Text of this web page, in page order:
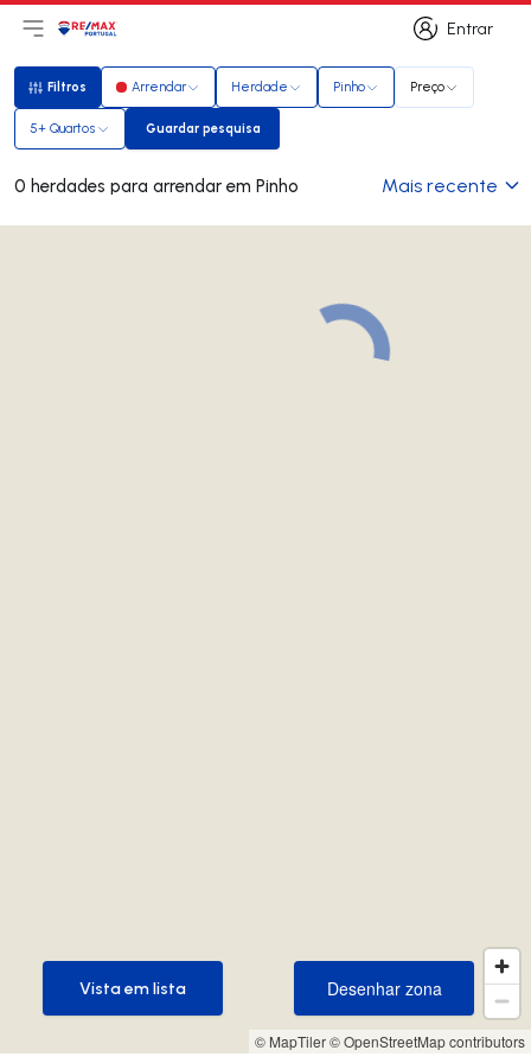
Entrar
Entrar
Abri menu principal
LogoIr para página inicial
Filtros
Filtros Arrendar Herdade Pinho Preço
5+ Quartos Guardar pesquisa
Guardar pesquisa
0 herdades para arrendar em Pinho Mais recente
© MapTiler© OpenStreetMap contributors
Desenhar zona
Desenhar zona
Vista em lista
Vista em lista